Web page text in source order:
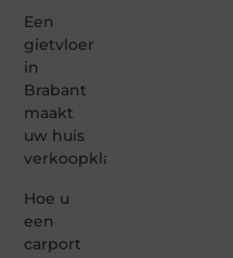
Een
gietvloer
in
Brabant
maakt
uw huis
verkoopklaar
Hoe u
een
carport